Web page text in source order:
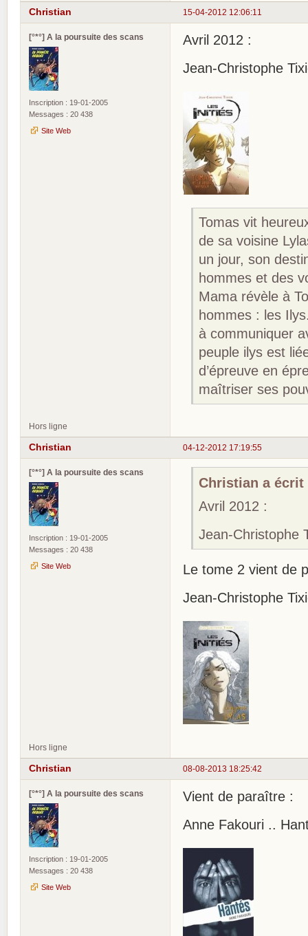
15-04-2012 12:06:11
Christian
[°*°] A la poursuite des scans
Inscription : 19-01-2005
Messages : 20 438
Site Web
Avril 2012 :
Jean-Christophe
Tomas vit
de sa voisine
un jour, son
hommes et des
Mama révèle à
hommes : les
à communiquer
peuple ilys est
d’épreuve en
maîtriser ses
Hors ligne
04-12-2012 17:19:55
Christian
[°*°] A la poursuite des scans
Inscription : 19-01-2005
Messages : 20 438
Site Web
Christian a écrit
Avril 2012 :
Jean-Christophe
Le tome 2 vient de
Jean-Christophe
Hors ligne
08-08-2013 18:25:42
Christian
[°*°] A la poursuite des scans
Inscription : 19-01-2005
Messages : 20 438
Site Web
Vient de paraître :
Anne Fakouri ..